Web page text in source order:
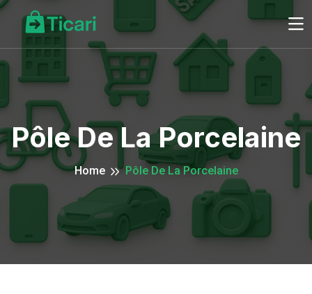
Pôle De La Porcelaine
Home Pôle De La Porcelaine